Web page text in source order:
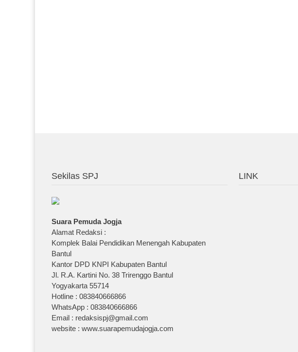
Sekilas SPJ
Suara Pemuda Jogja
Alamat Redaksi :
Komplek Balai Pendidikan Menengah Kabupaten
Bantul
Kantor DPD KNPI Kabupaten Bantul
Jl. R.A. Kartini No. 38 Trirenggo Bantul
Yogyakarta 55714
Hotline : 083840666866
WhatsApp : 083840666866
Email : redaksispj@gmail.com
website : www.suarapemudajogja.com
LINK